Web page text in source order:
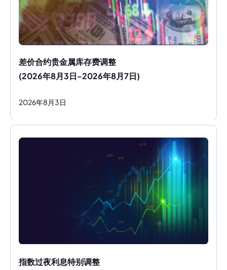
差价合约贵金属库存费调整
(2026年8月3日-2026年8月7日)
2026年8 月 3日
指数过夜利息特别调整